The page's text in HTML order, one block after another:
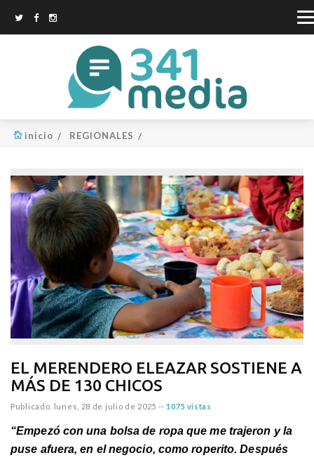
inicio REGIONALES
EL MERENDERO ELEAZAR SOSTIENE A
MÁS DE 130 CHICOS
Publicado, lunes, 28 de julio de 2025 -- 1075 vistas
“Empezó con una bolsa de ropa que me trajeron y la
puse afuera, en el negocio, como roperito. Después